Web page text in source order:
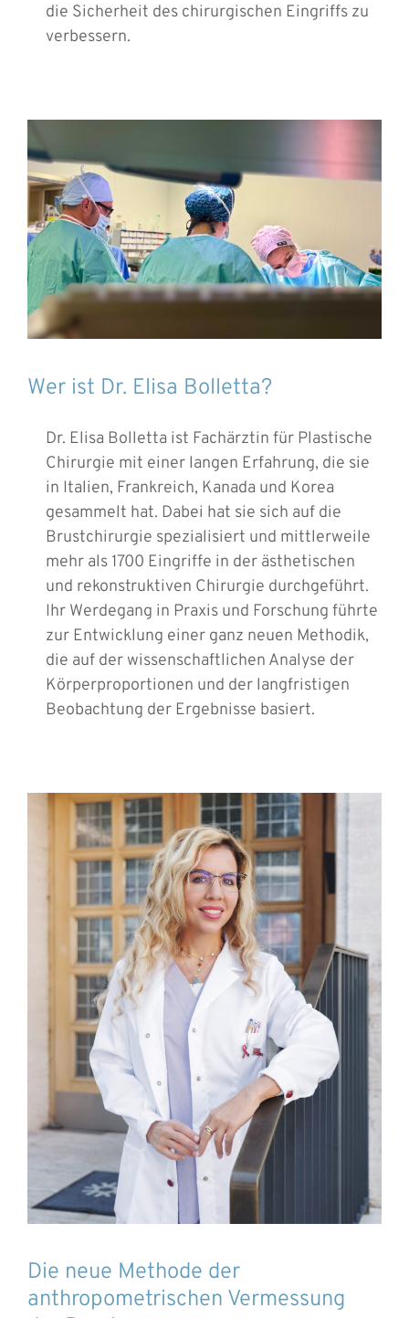
die Sicherheit des chirurgischen Eingriffs zu
verbessern.
Wer ist Dr. Elisa Bolletta?
Dr. Elisa Bolletta ist Fachärztin für Plastische
Chirurgie mit einer langen Erfahrung, die sie
in Italien, Frankreich, Kanada und Korea
gesammelt hat. Dabei hat sie sich auf die
Brustchirurgie spezialisiert und mittlerweile
mehr als 1700 Eingriffe in der ästhetischen
und rekonstruktiven Chirurgie durchgeführt.
Ihr Werdegang in Praxis und Forschung führte
zur Entwicklung einer ganz neuen Methodik,
die auf der wissenschaftlichen Analyse der
Körperproportionen und der langfristigen
Beobachtung der Ergebnisse basiert.
Die neue Methode der
anthropometrischen Vermessung